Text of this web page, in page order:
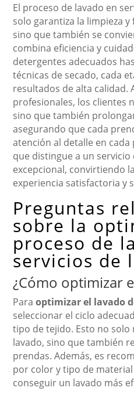
El proceso de lavado en
solo garantiza la limpieza
sino que también se
combina eficiencia y
detergentes adecuados
técnicas de secado, cada
resultados de alta calidad.
profesionales, los clientes
sino que también
asegurando que cada
atención al detalle en cada
que distingue a un servicio
excepcional, convirtiendo
experiencia satisfactoria y
Preguntas
sobre la
proceso de
servicios de
¿Cómo optimizar
Paraoptimizar el lavado
seleccionar el ciclo
tipo de tejido. Esto no solo
lavado, sino que también
prendas. Además, es
por color y tipo de
conseguir un lavado más